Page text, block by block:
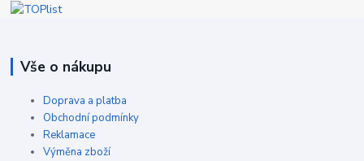
Vše o nákupu
Doprava a platba
Obchodní podmínky
Reklamace
Výměna zboží